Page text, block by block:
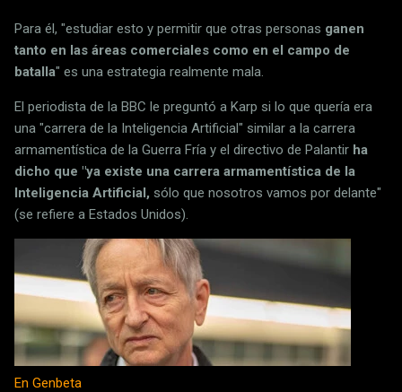
Para él, "estudiar esto y permitir que otras personas ganen
tanto en las áreas comerciales como en el campo de
batalla" es una estrategia realmente mala.
El periodista de la BBC le preguntó a Karp si lo que quería era
una "carrera de la Inteligencia Artificial" similar a la carrera
armamentística de la Guerra Fría y el directivo de Palantir ha
dicho que "ya existe una carrera armamentística de la
Inteligencia Artificial, sólo que nosotros vamos por delante"
(se refiere a Estados Unidos).
En Genbeta